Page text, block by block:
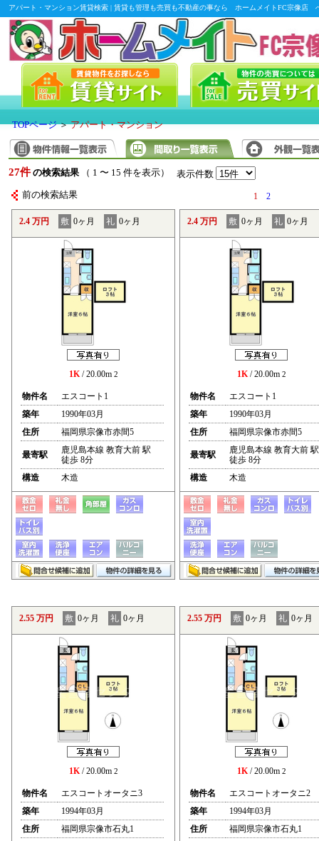
アパート・マンション賃貸検索 | 賃貸も管理も売買も不動産の事なら ホームメイトFC宗像店
TOPページ＞アパート・マンション
27件 の検索結果 （ 1 〜 15 件を表示） 表示件数
前の検索結果 1 2
2.4 万円 敷 0ヶ月 礼 0ヶ月
1K/ 20.00m 2
物件名
エスコート1
築年
1990年03月
住所
福岡県宗像市赤間5
最寄駅
鹿児島本線 教育大前 駅
徒歩 8分
構造
木造
2.4 万円 敷 0ヶ月 礼 0ヶ月
1K/ 20.00m 2
物件名
エスコート1
築年
1990年03月
住所
福岡県宗像市赤間5
最寄駅
鹿児島本線 教育大前 駅
徒歩 8分
構造
木造
2.55 万円 敷 0ヶ月 礼 0ヶ月
1K/ 20.00m 2
物件名
エスコートオータニ3
築年
1994年03月
住所
福岡県宗像市石丸1
2.55 万円 敷 0ヶ月 礼 0ヶ月
1K/ 20.00m 2
物件名
エスコートオータニ2
築年
1994年03月
住所
福岡県宗像市石丸1